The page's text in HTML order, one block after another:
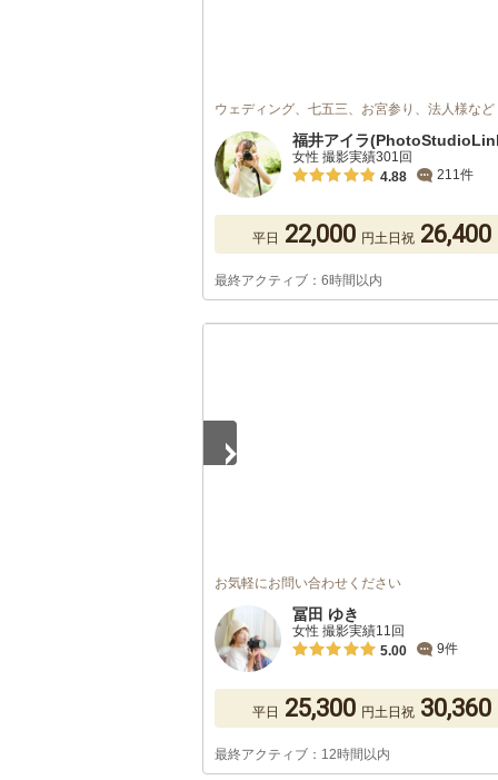
ウェディング、七五三、お宮参り、法人様など
福井アイラ
女性 撮影実績301回
4.88
211件
平日 22,000 円土日祝 26,400
最終アクティブ：6時間以内
お気軽にお問い合わせください
冨田 ゆき
女性 撮影実績11回
5.00
9件
平日 25,300 円土日祝 30,360
最終アクティブ：12時間以内